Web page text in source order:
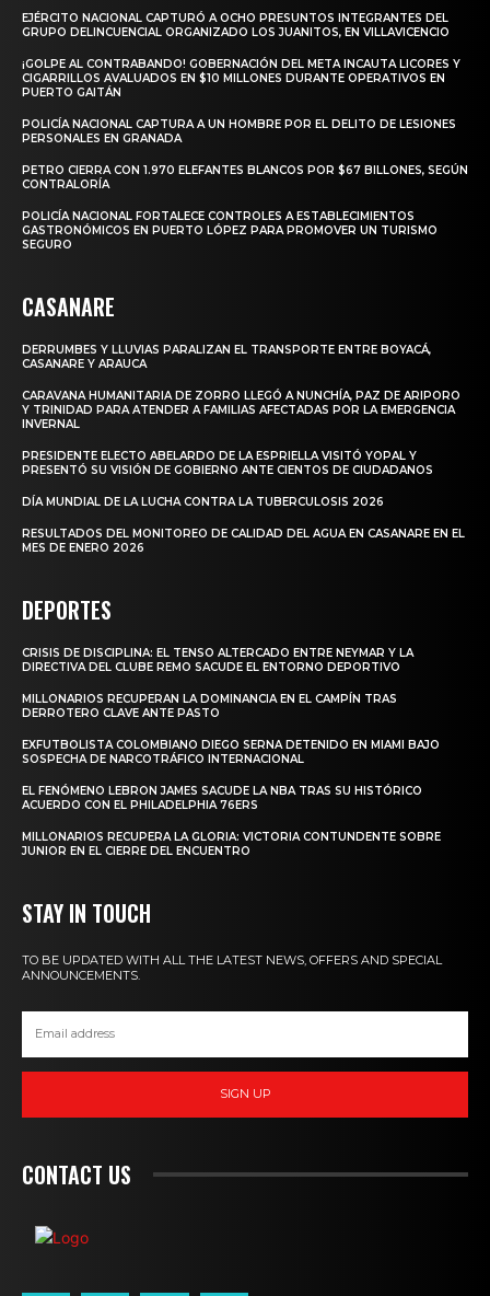
EJÉRCITO NACIONAL CAPTURÓ A OCHO PRESUNTOS INTEGRANTES DEL
GRUPO DELINCUENCIAL ORGANIZADO LOS JUANITOS, EN VILLAVICENCIO
¡GOLPE AL CONTRABANDO! GOBERNACIÓN DEL META INCAUTA LICORES Y
CIGARRILLOS AVALUADOS EN $10 MILLONES DURANTE OPERATIVOS EN
PUERTO GAITÁN
POLICÍA NACIONAL CAPTURA A UN HOMBRE POR EL DELITO DE LESIONES
PERSONALES EN GRANADA
PETRO CIERRA CON 1.970 ELEFANTES BLANCOS POR $67 BILLONES, SEGÚN
CONTRALORÍA
POLICÍA NACIONAL FORTALECE CONTROLES A ESTABLECIMIENTOS
GASTRONÓMICOS EN PUERTO LÓPEZ PARA PROMOVER UN TURISMO
SEGURO
CASANARE
DERRUMBES Y LLUVIAS PARALIZAN EL TRANSPORTE ENTRE BOYACÁ,
CASANARE Y ARAUCA
CARAVANA HUMANITARIA DE ZORRO LLEGÓ A NUNCHÍA, PAZ DE ARIPORO
Y TRINIDAD PARA ATENDER A FAMILIAS AFECTADAS POR LA EMERGENCIA
INVERNAL
PRESIDENTE ELECTO ABELARDO DE LA ESPRIELLA VISITÓ YOPAL Y
PRESENTÓ SU VISIÓN DE GOBIERNO ANTE CIENTOS DE CIUDADANOS
DÍA MUNDIAL DE LA LUCHA CONTRA LA TUBERCULOSIS 2026
RESULTADOS DEL MONITOREO DE CALIDAD DEL AGUA EN CASANARE EN EL
MES DE ENERO 2026
DEPORTES
CRISIS DE DISCIPLINA: EL TENSO ALTERCADO ENTRE NEYMAR Y LA
DIRECTIVA DEL CLUBE REMO SACUDE EL ENTORNO DEPORTIVO
MILLONARIOS RECUPERAN LA DOMINANCIA EN EL CAMPÍN TRAS
DERROTERO CLAVE ANTE PASTO
EXFUTBOLISTA COLOMBIANO DIEGO SERNA DETENIDO EN MIAMI BAJO
SOSPECHA DE NARCOTRÁFICO INTERNACIONAL
EL FENÓMENO LEBRON JAMES SACUDE LA NBA TRAS SU HISTÓRICO
ACUERDO CON EL PHILADELPHIA 76ERS
MILLONARIOS RECUPERA LA GLORIA: VICTORIA CONTUNDENTE SOBRE
JUNIOR EN EL CIERRE DEL ENCUENTRO
STAY IN TOUCH
TO BE UPDATED WITH ALL THE LATEST NEWS, OFFERS AND SPECIAL
ANNOUNCEMENTS.
SIGN UP
CONTACT US